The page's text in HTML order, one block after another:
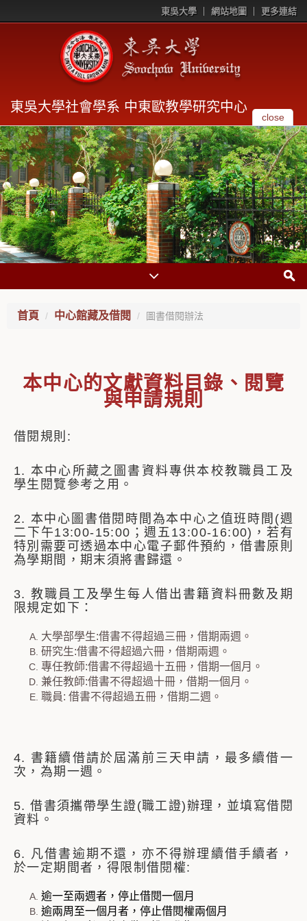
東吳大學 網站地圖 更多連結
東吳大學社會學系 中東歐教學研究中心
close
首頁 中心館藏及借閱 圖書借閱辦法
本中心的文獻資料目錄、閱覽
與申請規則
借閱規則:
1. 本中心所藏之圖書資料專供本校教職員工及
學生閱覽參考之用。
2. 本中心圖書借閱時間為本中心之值班時間(週
二下午13:00-15:00；週五13:00-16:00)，若有
特別需要可透過本中心電子郵件預約，借書原則
為學期間，期末須將書歸還。
3. 教職員工及學生每人借出書籍資料冊數及期
限規定如下：
大學部學生:借書不得超過三冊，借期兩週。
研究生:借書不得超過六冊，借期兩週。
專任教師:借書不得超過十五冊，借期一個月。
兼任教師:借書不得超過十冊，借期一個月。
職員: 借書不得超過五冊，借期二週。
4. 書籍續借請於屆滿前三天申請，最多續借一
次，為期一週。
5. 借書須攜帶學生證(職工證)辦理，並填寫借閱
資料。
6. 凡借書逾期不還，亦不得辦理續借手續者，
於一定期間者，得限制借閱權:
逾一至兩週者，停止借閱一個月
逾兩周至一個月者，停止借閱權兩個月